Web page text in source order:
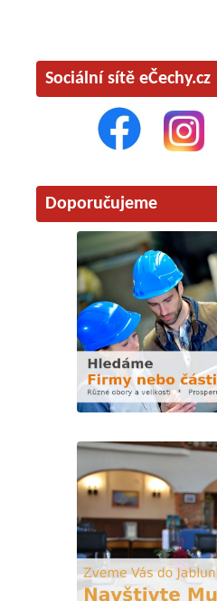
Sociální sítě eČechy.cz
Doporučujeme